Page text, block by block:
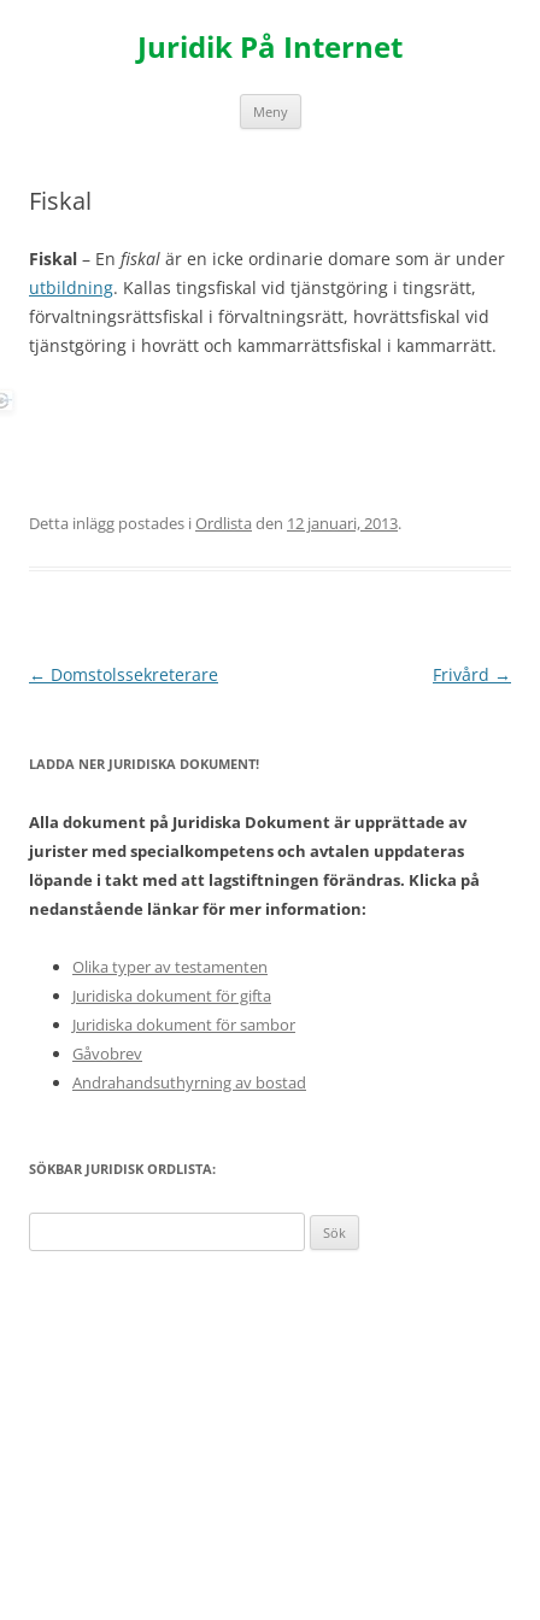
Juridik På Internet
Meny
Fiskal
Fiskal – En fiskal är en icke ordinarie domare som är under
utbildning. Kallas tingsfiskal vid tjänstgöring i tingsrätt,
förvaltningsrättsfiskal i förvaltningsrätt, hovrättsfiskal vid
tjänstgöring i hovrätt och kammarrättsfiskal i kammarrätt.
Detta inlägg postades iOrdlista den 12 januari, 2013.
Inläggsnavigering
← Domstolssekreterare Frivård →
LADDA NER JURIDISKA DOKUMENT!
Alla dokument på Juridiska Dokument är upprättade av
jurister med specialkompetens och avtalen uppdateras
löpande i takt med att lagstiftningen förändras. Klicka på
nedanstående länkar för mer information:
Olika typer av testamenten
Juridiska dokument för gifta
Juridiska dokument för sambor
Gåvobrev
Andrahandsuthyrning av bostad
SÖKBAR JURIDISK ORDLISTA:
efter: